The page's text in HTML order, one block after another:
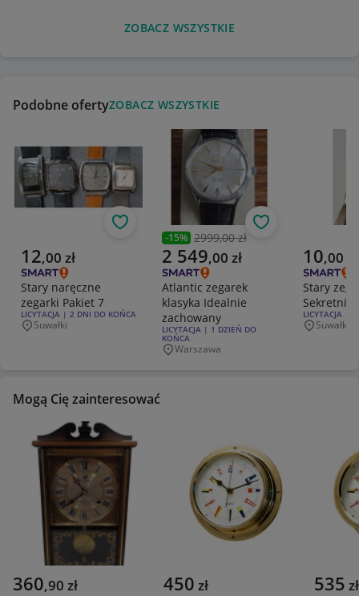
ZOBACZ WSZYSTKIE
Podobne ofertyZOBACZ WSZYSTKIE
Aktualna cena
12,00 zł
Stary naręczne
zegarki Pakiet 7
RODZAJ OFERTY:
LICYTACJA | 2 DNI DO KOŃCA
Miejscowość
Suwałki
Obserwuj
Poprzednia cena
-15% 2999,00 zł
Aktualna cena
2 549,00 zł
Atlantic zegarek
klasyka Idealnie
zachowany
RODZAJ OFERTY:
LICYTACJA | 1 DZIEŃ DO
KOŃCA
Miejscowość
Warszawa
Obserwuj
Aktualna
10,00
Stary
Sekretnik
RODZAJ
LICYTACJA |
Suwałki
Mogą Cię zainteresować
360,90 zł 450 zł 535 zł